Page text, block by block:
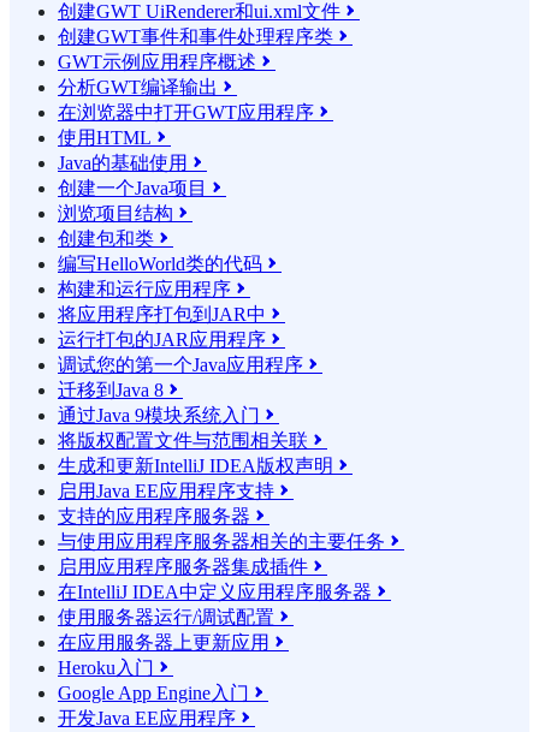
创建GWT UiRenderer和ui.xml文件 
创建GWT事件和事件处理程序类 
GWT示例应用程序概述 
分析GWT编译输出 
在浏览器中打开GWT应用程序 
使用HTML 
Java的基础使用 
创建一个Java项目 
浏览项目结构 
创建包和类 
编写HelloWorld类的代码 
构建和运行应用程序 
将应用程序打包到JAR中 
运行打包的JAR应用程序 
调试您的第一个Java应用程序 
迁移到Java 8 
通过Java 9模块系统入门 
将版权配置文件与范围相关联 
生成和更新IntelliJ IDEA版权声明 
启用Java EE应用程序支持 
支持的应用程序服务器 
与使用应用程序服务器相关的主要任务 
启用应用程序服务器集成插件 
在IntelliJ IDEA中定义应用程序服务器 
使用服务器运行/调试配置 
在应用服务器上更新应用 
Heroku入门 
Google App Engine入门 
开发Java EE应用程序 